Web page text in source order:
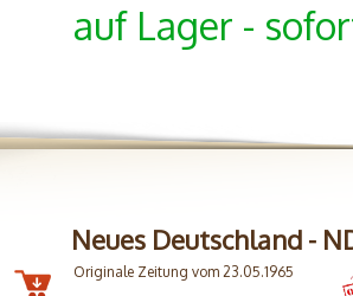
auf Lager -
Neues Deutschland -
Originale Zeitung vom 23.05.1965